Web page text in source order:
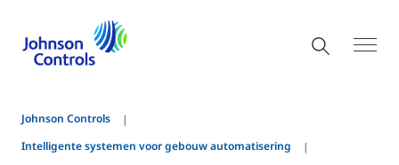
Johnson Controls
Intelligente systemen voor gebouw automatisering